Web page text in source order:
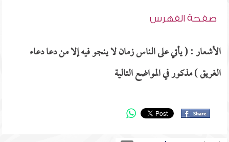
صفحة الفهرس
الأشعار : ( يأتي على الناس زمان لا ينجو فيه إلا من دعا دعاء
الغريق ) مذكور في المواضع التالية